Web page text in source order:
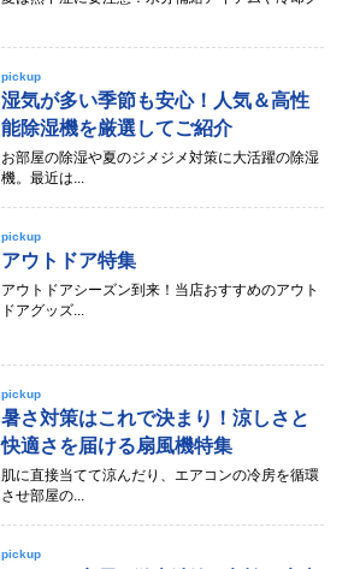
pickup
湿気が多い季節も安心！人気＆高性
能除湿機を厳選してご紹介
お部屋の除湿や夏のジメジメ対策に大活躍の除湿
機。最近は...
pickup
アウトドア特集
アウトドアシーズン到来！当店おすすめのアウト
ドアグッズ...
pickup
暑さ対策はこれで決まり！涼しさと
快適さを届ける扇風機特集
肌に直接当てて涼んだり、エアコンの冷房を循環
させ部屋の...
pickup